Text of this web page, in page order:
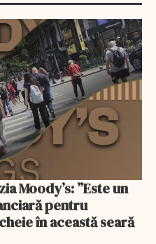
Moody’s: ”Este un
pentru
în această seară